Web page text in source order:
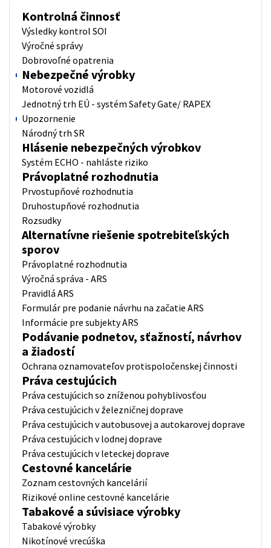
Kontrolná činnosť
Výsledky kontrol SOI
Výročné správy
Dobrovoľné opatrenia
Nebezpečné výrobky
Motorové vozidlá
Jednotný trh EÚ - systém Safety Gate/ RAPEX
Upozornenie
Národný trh SR
Hlásenie nebezpečných výrobkov
Systém ECHO - nahláste riziko
Právoplatné rozhodnutia
Prvostupňové rozhodnutia
Druhostupňové rozhodnutia
Rozsudky
Alternatívne riešenie spotrebiteľských
sporov
Právoplatné rozhodnutia
Výročná správa - ARS
Pravidlá ARS
Formulár pre podanie návrhu na začatie ARS
Informácie pre subjekty ARS
Podávanie podnetov, sťažností, návrhov
a žiadostí
Ochrana oznamovateľov protispoločenskej činnosti
Práva cestujúcich
Práva cestujúcich so zníženou pohyblivosťou
Práva cestujúcich v železničnej doprave
Práva cestujúcich v autobusovej a autokarovej doprave
Práva cestujúcich v lodnej doprave
Práva cestujúcich v leteckej doprave
Cestovné kancelárie
Zoznam cestovných kancelárií
Rizikové online cestovné kancelárie
Tabakové a súvisiace výrobky
Tabakové výrobky
Nikotínové vrecúška